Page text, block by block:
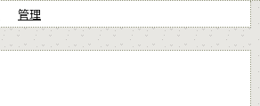
管理